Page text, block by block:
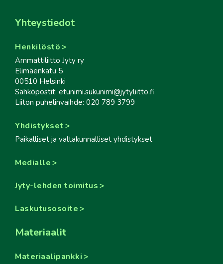
Yhteystiedot
Henkilöstö
Ammattiliitto Jyty ry
Elimäenkatu 5
00510 Helsinki
Sähköpostit: etunimi.sukunimi@jytyliitto.fi
Liiton puhelinvaihde: 020 789 3799
Yhdistykset
Paikalliset ja valtakunnalliset yhdistykset
Medialle
Jyty-lehden toimitus
Laskutusosoite
Materiaalit
Materiaalipankki